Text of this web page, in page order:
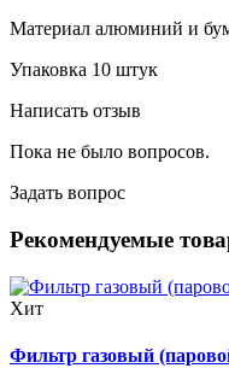
Материал алюминий и
Упаковка 10 штук
Написать отзыв
Пока не было вопросов.
Задать вопрос
Рекомендуемые
Хит
Фильтр газовый